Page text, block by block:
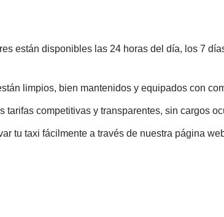
están disponibles las 24 horas del día, los 7
limpios, bien mantenidos y equipados con
tarifas competitivas y transparentes, sin cargos
tu taxi fácilmente a través de nuestra página